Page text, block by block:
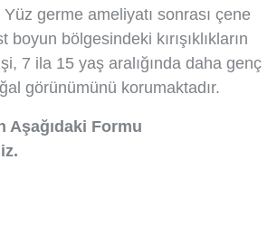
germe ameliyatı sonrası çene
boyun bölgesindeki kırışıklıkların
7 ila 15 yaş aralığında daha genç
görünümünü korumaktadır.
Aşağıdaki Formu